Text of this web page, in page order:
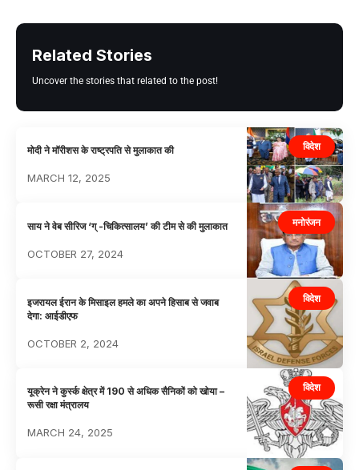
Related Stories
Uncover the stories that related to the post!
विदेश
मोदी ने मॉरीशस के राष्ट्रपति से मुलाकात की
MARCH 12, 2025
मनोरंजन
साय ने वेब सीरिज ‘ग् -चिकित्सालय’ की टीम से की मुलाकात
OCTOBER 27, 2024
विदेश
इजरायल ईरान के मिसाइल हमले का अपने हिसाब से जवाब
देगा: आईडीएफ
OCTOBER 2, 2024
विदेश
यूक्रेन ने कुर्स्क क्षेत्र में 190 से अधिक सैनिकों को खोया –
रूसी रक्षा मंत्रालय
MARCH 24, 2025